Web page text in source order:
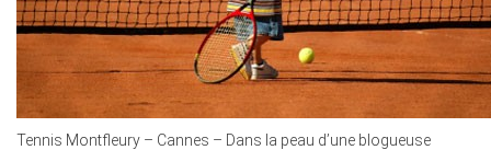
Tennis Montfleury – Cannes – Dans la peau d’une blogueuse